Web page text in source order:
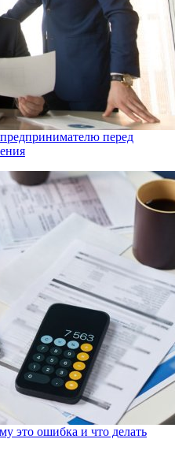
перед
это ошибка и что делать